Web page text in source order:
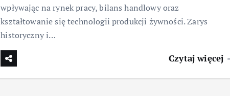
wpływając na rynek pracy, bilans handlowy oraz
kształtowanie się technologii produkcji żywności. Zarys
historyczny i…
Czytaj więcej